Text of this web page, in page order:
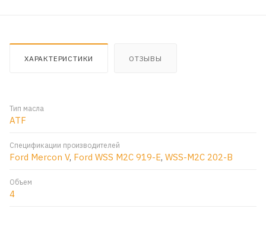
ХАРАКТЕРИСТИКИ ОТЗЫВЫ
Тип масла
ATF
Спецификации производителей
Ford Mercon V, Ford WSS M2C 919-E, WSS-M2C 202-B
Объем
4